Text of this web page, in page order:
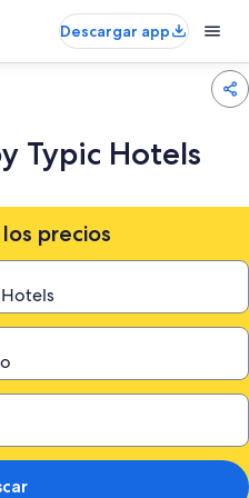
Descargar app
Typic Hotels
precios